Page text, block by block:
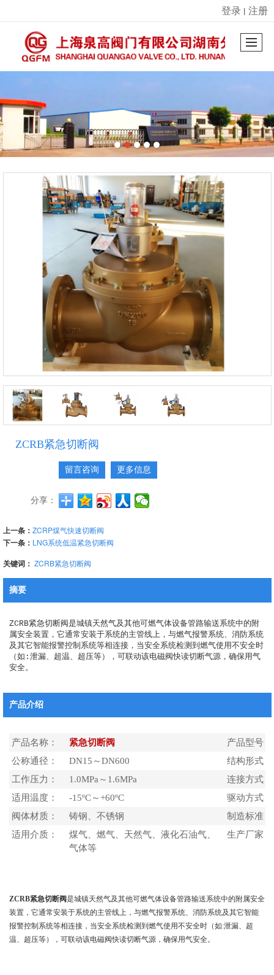
很遗憾，因您的浏览器版本过低导致无法获得最佳浏览体验，推荐下载安装谷歌浏览器！
登录 丨 注册
ZCRB紧急切断阀
留言咨询 更多信息
分享：
上一条： ZCRP煤气快速切断阀
下一条： LNG系统低温紧急切断阀
关键词： ZCRB紧急切断阀
摘要
ZCRB紧急切断阀是城镇天然气及其他可燃气体设备管路输送系统中的附
属安全装置，它通常安装于系统的主管线上，与燃气报警系统、消防系统
及其它智能报警控制系统等相连接，当安全系统检测到燃气使用不安全时
（如:泄漏、超温、超压等），可联动该电磁阀快读切断气源，确保用气
安全。
产品介绍
产品名称： 紧急切断阀
产品型号：
公称通径：
DN15～DN600
结构形式：
工作压力：
1.0MPa～1.6MPa
连接方式：
适用温度：
-15ºC～+60ºC
驱动方式：
阀体材质：
铸钢、不锈钢
制造标准：
适用介质：
煤气、燃气、天然气、液化石油气、
气体等
生产厂家：
ZCRB紧急切断阀是城镇天然气及其他可燃气体设备管路输送系统中的附属安全
装置，它通常安装于系统的主管线上，与燃气报警系统、消防系统及其它智能
报警控制系统等相连接，当安全系统检测到燃气使用不安全时（如:泄漏、超
温、超压等），可联动该电磁阀快读切断气源，确保用气安全。